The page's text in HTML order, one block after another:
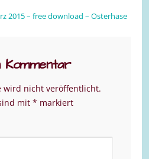
2015 – free download – Osterhase
wird nicht veröffentlicht.
mit * markiert